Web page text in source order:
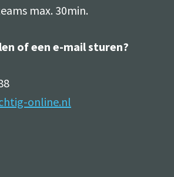
max. 30min.
of een e-mail sturen?
online.nl